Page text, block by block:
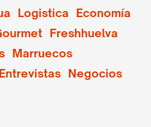
Logistica
Economía
Freshhuelva
Marruecos
Entrevistas Negocios